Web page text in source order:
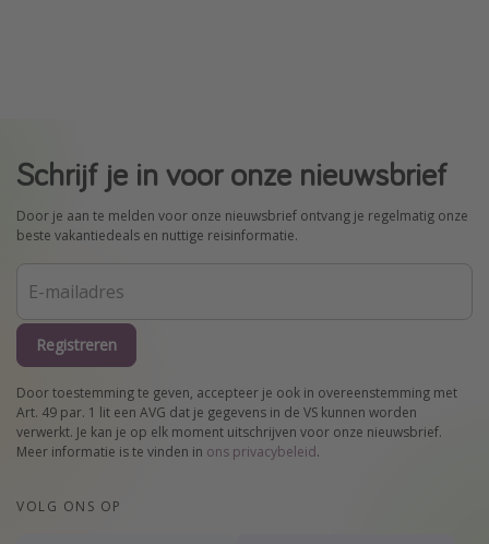
Schrijf je in voor onze nieuwsbrief
Door je aan te melden voor onze nieuwsbrief ontvang je regelmatig onze
beste vakantiedeals en nuttige reisinformatie.
Registreren
Door toestemming te geven, accepteer je ook in overeenstemming met
Art. 49 par. 1 lit een AVG dat je gegevens in de VS kunnen worden
verwerkt. Je kan je op elk moment uitschrijven voor onze nieuwsbrief.
Meer informatie is te vinden in ons privacybeleid.
VOLG ONS OP